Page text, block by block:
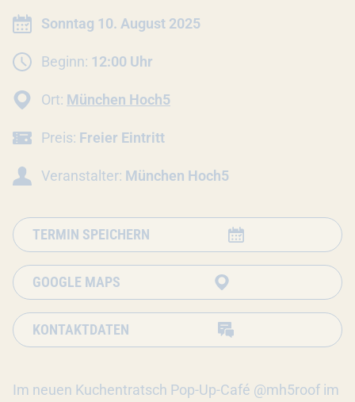
Datum:
Sonntag 10. August 2025
Beginn: 12:00 Uhr
Ort: München Hoch5
Preis: Freier Eintritt
Veranstalter: München Hoch5
TERMIN SPEICHERN
GOOGLE MAPS
KONTAKTDATEN
Im neuen Kuchentratsch Pop-Up-Café @mh5roof im